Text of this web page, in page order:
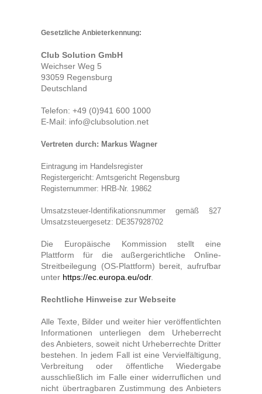
Gläser & Tassen & Krüge
Kochen & Grillen
Aufkleber & Handys & Mousepads
Polo`s & Hemden
Alles fürs Bad
Leinwände und Kissen
Alles für die Kids
Long Sleeve & Tank Top
Gutscheine
GOODING
KONFIGURATOR
Gesetzliche Anbieterkennung:
Club Solution GmbH
Weichser Weg 5
93059 Regensburg
Deutschland
Telefon: +49 (0)941 600 1000
E-Mail: info@clubsolution.net
Vertreten durch: Markus Wagner
Eintragung im Handelsregister
Registergericht: Amtsgericht Regensburg
Registernummer: HRB-Nr. 19862
Umsatzsteuer-Identifikationsnummer gemäß §27
Umsatzsteuergesetz: DE357928702
Die Europäische Kommission stellt eine
Plattform für die außergerichtliche Online-
Streitbeilegung (OS-Plattform) bereit, aufrufbar
unter https://ec.europa.eu/odr.
Rechtliche Hinweise zur Webseite
Alle Texte, Bilder und weiter hier veröffentlichten
Informationen unterliegen dem Urheberrecht
des Anbieters, soweit nicht Urheberrechte Dritter
bestehen. In jedem Fall ist eine Vervielfältigung,
Verbreitung oder öffentliche Wiedergabe
ausschließlich im Falle einer widerruflichen und
nicht übertragbaren Zustimmung des Anbieters